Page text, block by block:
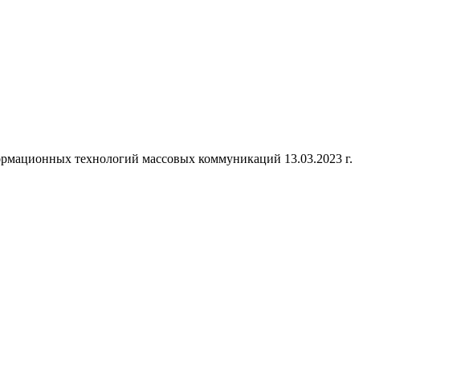
технологий массовых коммуникаций 13.03.2023 г.